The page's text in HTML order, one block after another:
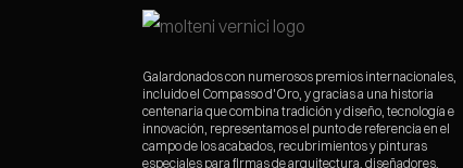
Galardonados con numerosos premios internacionales,
incluido el Compasso d'Oro, y gracias a una historia
centenaria que combina tradición y diseño, tecnología e
innovación, representamos el punto de referencia en el
campo de los acabados, recubrimientos y pinturas
especiales para firmas de arquitectura, diseñadores,